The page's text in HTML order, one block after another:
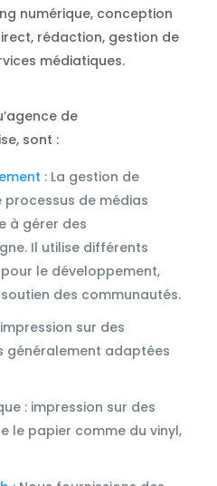
numérique, conception
rédaction, gestion de
médiatiques.
de
sont :
: La gestion de
de médias
à gérer des
Il utilise différents
le développement,
des communautés.
sur des
généralement adaptées
: impression sur des
le papier comme du vinyl,